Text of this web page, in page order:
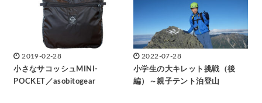
2019-02-28
小さなサコッシュMINI-
POCKET／asobitogear
2022-07-28
小学生の大キレット挑戦（後
編）～親子テント泊登山